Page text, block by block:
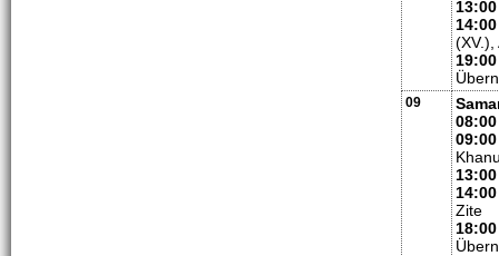
13:00
14:00
19:00
09
08:00
09:00
13:00
14:00
Zite
18:00